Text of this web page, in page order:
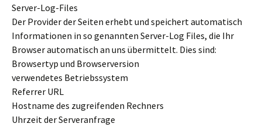
Server-Log-Files
Der Provider der Seiten erhebt und speichert automatisch
Informationen in so genannten Server-Log Files, die Ihr
Browser automatisch an uns übermittelt. Dies sind:
Browsertyp und Browserversion
verwendetes Betriebssystem
Referrer URL
Hostname des zugreifenden Rechners
Uhrzeit der Serveranfrage